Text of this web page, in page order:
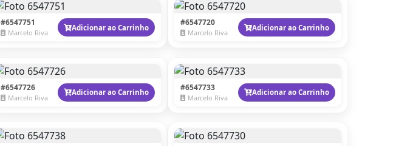
#6547751
Marcelo Riva
Adicionar ao Carrinho #6547720
Marcelo Riva
Adicionar ao Carrinho
#6547726
Marcelo Riva
Adicionar ao Carrinho #6547733
Marcelo Riva
Adicionar ao Carrinho